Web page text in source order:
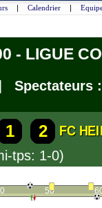
| Calendrier |
- LIGUE
| Spectateurs :
1 2
FC
tps: 1-0)
50